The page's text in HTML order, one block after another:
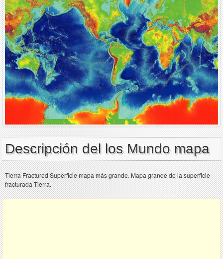
Descripción del los Mundo mapa
Tierra Fractured Superficie mapa más grande. Mapa grande de la superficie
fracturada Tierra.